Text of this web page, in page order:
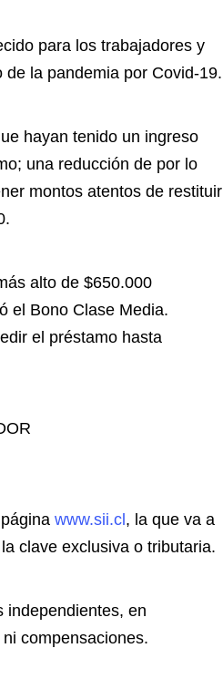
para los trabajadores y
la pandemia por Covid-19.
hayan tenido un ingreso
una reducción de por lo
montos atentos de restituir
alto de $650.000
el Bono Clase Media.
el préstamo hasta
www.sii.cl , la que va a
clave exclusiva o tributaria.
independientes, en
compensaciones.